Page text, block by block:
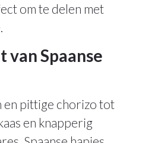
om te delen met
Spaanse
en pittige chorizo tot
en knapperig